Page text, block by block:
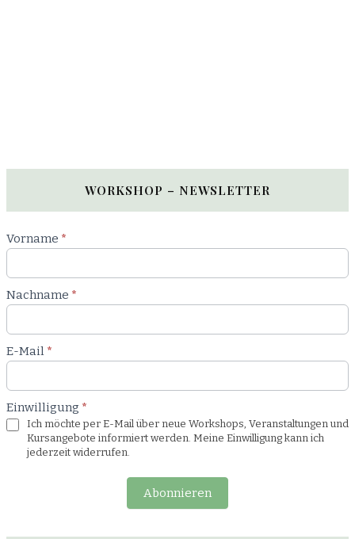
WORKSHOP – NEWSLETTER
Newsletter
Workshop
Vorname *
Nachname *
E-Mail *
Einwilligung *
Ich möchte per E-Mail über neue Workshops, Veranstaltungen und
Kursangebote informiert werden. Meine Einwilligung kann ich
jederzeit widerrufen.
Abonnieren